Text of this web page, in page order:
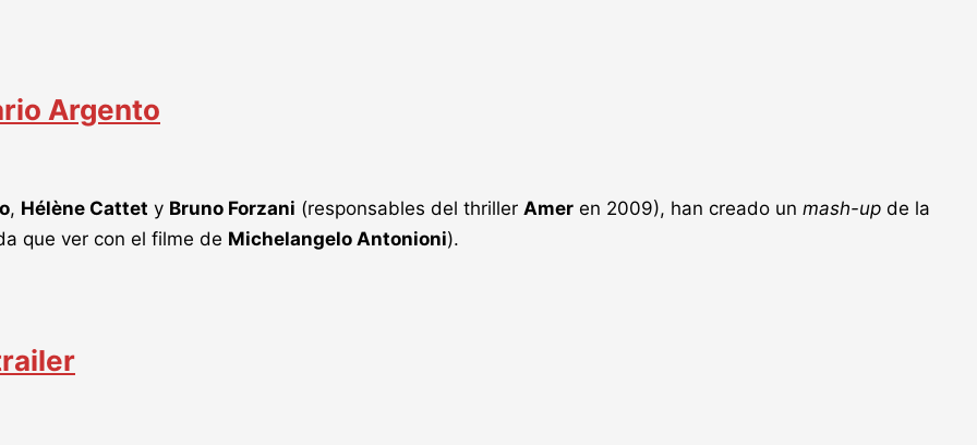
Argento
, Hélène Cattet y Bruno Forzani (responsables del thriller Amer en 2009), han creado un mash-up de la
que ver con el filme de Michelangelo Antonioni).